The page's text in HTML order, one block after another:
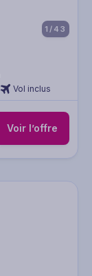
1/43
Vol inclus
Voir l’offre